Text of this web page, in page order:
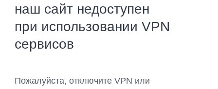
наш сайт недоступен
при использовании VPN
сервисов
Пожалуйста, отключите VPN или